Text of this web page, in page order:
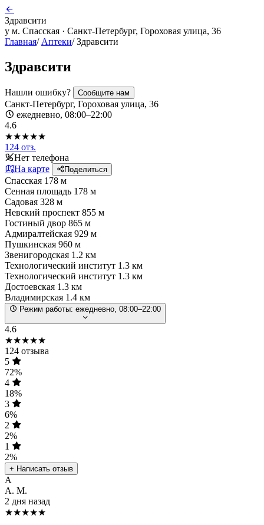
Здравсити
у м. Спасская · Санкт-Петербург, Гороховая улица, 36
Главная/ Аптеки/ Здравсити
Здравсити
Нашли ошибку? Сообщите нам
Санкт-Петербург, Гороховая улица, 36
ежедневно, 08:00–22:00
4.6
★★★★★
124 отз.
Нет телефона
На карте
Поделиться
Спасская 178 м
Сенная площадь 178 м
Садовая 328 м
Невский проспект 855 м
Гостиный двор 865 м
Адмиралтейская 929 м
Пушкинская 960 м
Звенигородская 1.2 км
Технологический институт 1.3 км
Технологический институт 1.3 км
Достоевская 1.3 км
Владимирская 1.4 км
Режим работы: ежедневно, 08:00–22:00
4.6
★★★★★
124 отзыва
5
72%
4
18%
3
6%
2
2%
1
2%
+ Написать отзыв
А
А. М.
2 дня назад
★★★★★